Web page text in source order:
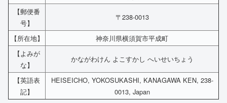
【郵便番
号】
〒238-0013
【所在地】
神奈川県横須賀市平成町
【よみが
な】
かながわけん よこすかし へいせいちょう
【英語表
記】
HEISEICHO, YOKOSUKASHI, KANAGAWA KEN, 238-
0013, Japan